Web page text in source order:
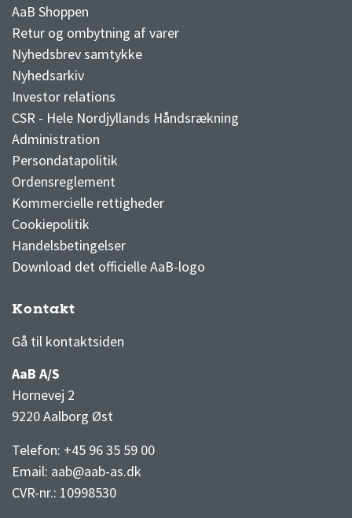
AaB Shoppen
Retur og ombytning af varer
Nyhedsbrev samtykke
Nyhedsarkiv
Investor relations
CSR - Hele Nordjyllands Håndsrækning
Administration
Persondatapolitik
Ordensreglement
Kommercielle rettigheder
Cookiepolitik
Handelsbetingelser
Download det officielle AaB-logo
Kontakt
Gå til kontaktsiden
AaB A/S
Hornevej 2
9220 Aalborg Øst
Telefon: +45 96 35 59 00
Email: aab@aab-as.dk
CVR-nr.: 10998530